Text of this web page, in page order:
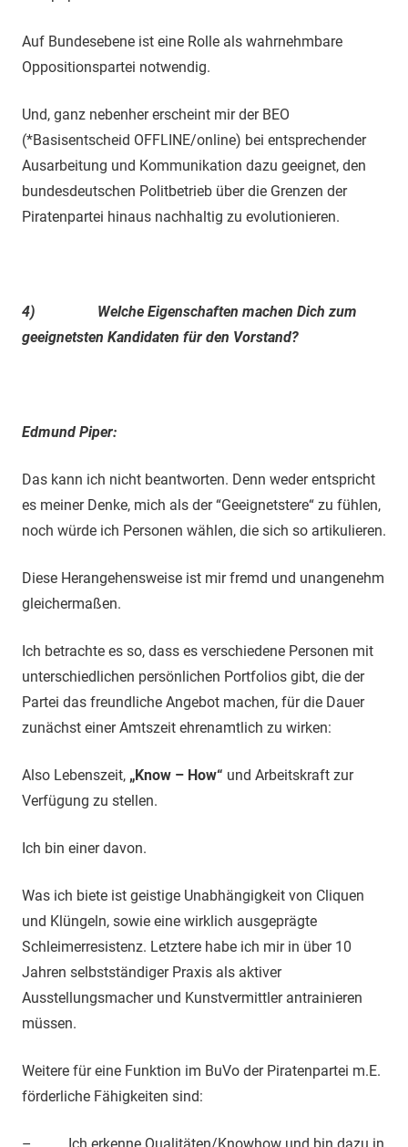
Auf Bundesebene ist eine Rolle als wahrnehmbare
Oppositionspartei notwendig.
Und, ganz nebenher erscheint mir der BEO
(*Basisentscheid OFFLINE/online) bei entsprechender
Ausarbeitung und Kommunikation dazu geeignet, den
bundesdeutschen Politbetrieb über die Grenzen der
Piratenpartei hinaus nachhaltig zu evolutionieren.
4) Welche Eigenschaften machen Dich zum
geeignetsten Kandidaten für den Vorstand?
Edmund Piper:
Das kann ich nicht beantworten. Denn weder entspricht
es meiner Denke, mich als der “Geeignetstere“ zu fühlen,
noch würde ich Personen wählen, die sich so artikulieren.
Diese Herangehensweise ist mir fremd und unangenehm
gleichermaßen.
Ich betrachte es so, dass es verschiedene Personen mit
unterschiedlichen persönlichen Portfolios gibt, die der
Partei das freundliche Angebot machen, für die Dauer
zunächst einer Amtszeit ehrenamtlich zu wirken:
Also Lebenszeit, „Know – How“ und Arbeitskraft zur
Verfügung zu stellen.
Ich bin einer davon.
Was ich biete ist geistige Unabhängigkeit von Cliquen
und Klüngeln, sowie eine wirklich ausgeprägte
Schleimerresistenz. Letztere habe ich mir in über 10
Jahren selbstständiger Praxis als aktiver
Ausstellungsmacher und Kunstvermittler antrainieren
müssen.
Weitere für eine Funktion im BuVo der Piratenpartei m.E.
förderliche Fähigkeiten sind:
– Ich erkenne Qualitäten/Knowhow und bin dazu in